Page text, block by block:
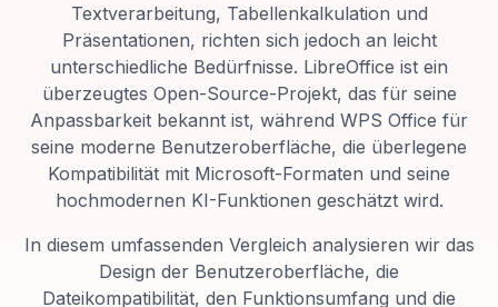
Textverarbeitung, Tabellenkalkulation und
Präsentationen, richten sich jedoch an leicht
unterschiedliche Bedürfnisse. LibreOffice ist ein
überzeugtes Open-Source-Projekt, das für seine
Anpassbarkeit bekannt ist, während WPS Office für
seine moderne Benutzeroberfläche, die überlegene
Kompatibilität mit Microsoft-Formaten und seine
hochmodernen KI-Funktionen geschätzt wird.
In diesem umfassenden Vergleich analysieren wir das
Design der Benutzeroberfläche, die
Dateikompatibilität, den Funktionsumfang und die